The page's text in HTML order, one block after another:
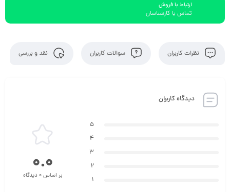
ارتباط با فروش
تماس با کارشناسان
نظرات کاربران سوالات کاربران نقد و بررسی
دیدگاه کاربران
5
4
3
2
1
0.0
بر اساس 0 دیدگاه